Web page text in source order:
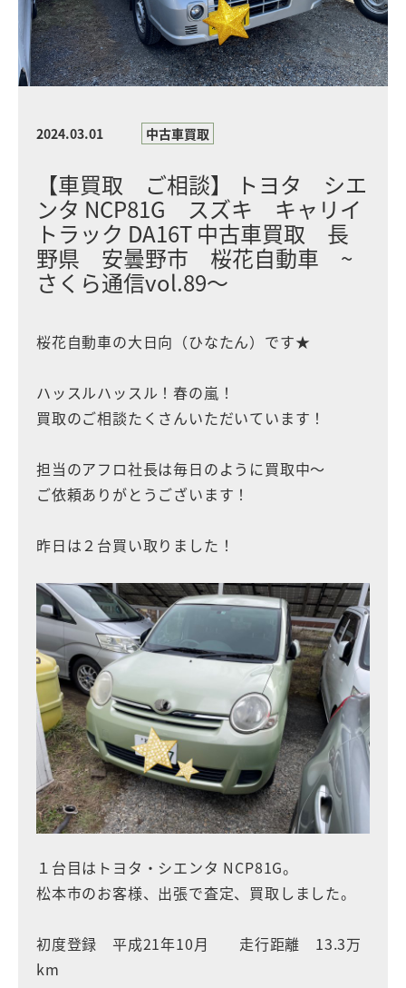
2024.03.01 中古車買取
【車買取 ご相談】 トヨタ シエ
ンタ NCP81G スズキ キャリイ
トラック DA16T 中古車買取 長
野県 安曇野市 桜花自動車 ~
さくら通信vol.89〜
桜花自動車の大日向（ひなたん）です★
ハッスルハッスル！春の嵐！
買取のご相談たくさんいただいています！
担当のアフロ社長は毎日のように買取中〜
ご依頼ありがとうございます！
昨日は２台買い取りました！
１台目はトヨタ・シエンタ NCP81G。
松本市のお客様、出張で査定、買取しました。
初度登録 平成21年10月 走行距離 13.3万
km